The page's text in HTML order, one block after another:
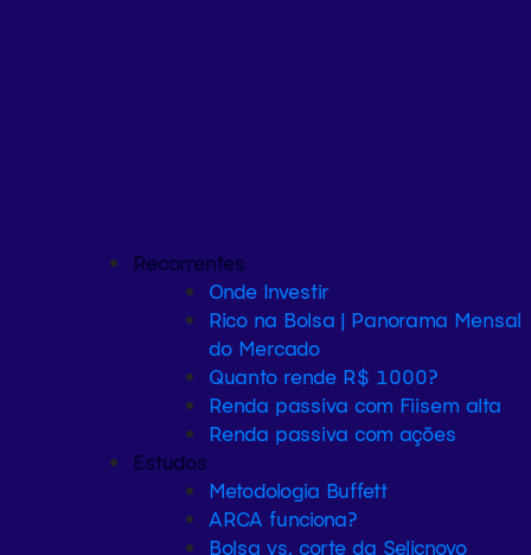
Recorrentes
Onde Investir
Rico na Bolsa | Panorama Mensal
do Mercado
Quanto rende R$ 1000?
Renda passiva com Fiisem alta
Renda passiva com ações
Estudos
Metodologia Buffett
ARCA funciona?
Bolsa vs. corte da Selicnovo